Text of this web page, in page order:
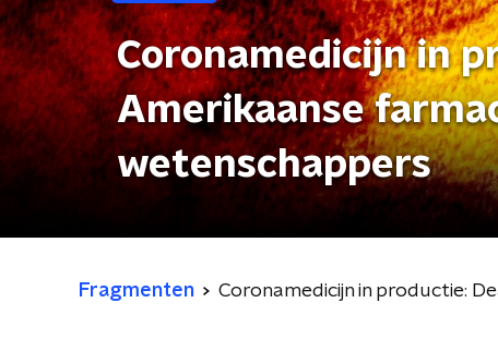
Coronamedicijn in
Amerikaanse
wetenschappers
Fragmenten Coronamedicijn in productie: